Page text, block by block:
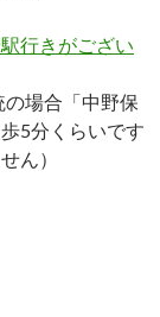
行きがござい
場合「中野保
5分くらいです
ん）